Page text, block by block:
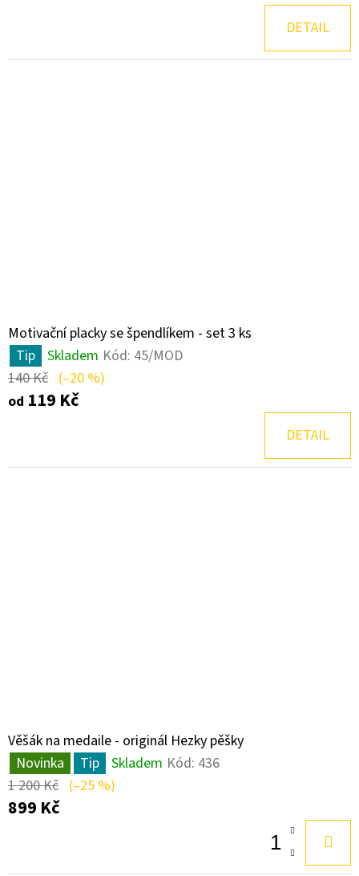
DETAIL
Motivační placky se špendlíkem - set 3 ks
Tip Skladem Kód: 45/MOD
140 Kč (–20 %)
od 119 Kč
DETAIL
Věšák na medaile - originál Hezky pěšky
Novinka
Tip Skladem Kód: 436
1 200 Kč (–25 %)
899 Kč